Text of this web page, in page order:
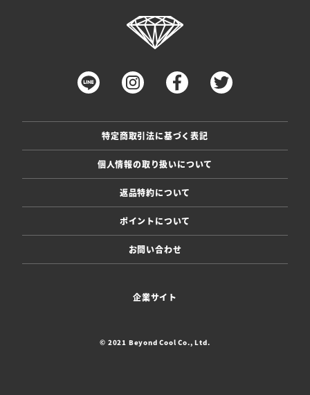
特定商取引法に基づく表記
個人情報の取り扱いについて
返品特約について
ポイントについて
お問い合わせ
企業サイト
© 2021 Beyond Cool Co., Ltd.